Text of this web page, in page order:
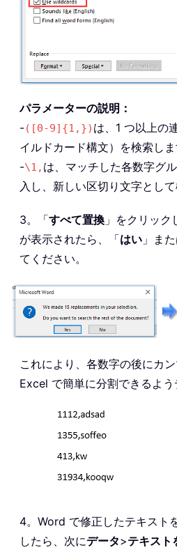
パラメーターの説明：
-([0-9]{1,}) は、1 つ以上の
イルドカード構文）を検索しま
-\1, は、マッチした各数字グ
入し、新しい区切り文字として
3。「すべて置換 」をクリッ
が表示されたら、「はい 」ま
てください。
これにより、各数字の後にカン
Excel で簡単に分割できるよう
4。Word で修正したテキスト
したら、次にデータ>テキスト